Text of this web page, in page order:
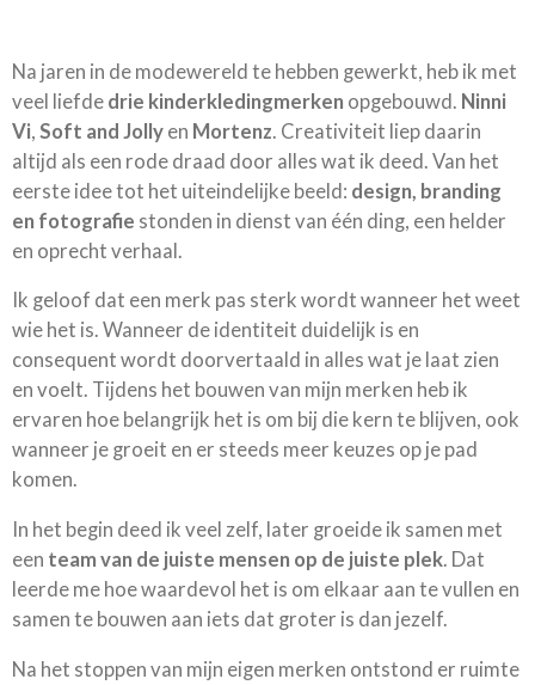
Na jaren in de modewereld te hebben gewerkt, heb ik met
veel liefde drie kinderkledingmerken opgebouwd. Ninni
Vi, Soft and Jolly en Mortenz. Creativiteit liep daarin
altijd als een rode draad door alles wat ik deed. Van het
eerste idee tot het uiteindelijke beeld: design, branding
en fotografie stonden in dienst van één ding, een helder
en oprecht verhaal.
Ik geloof dat een merk pas sterk wordt wanneer het weet
wie het is. Wanneer de identiteit duidelijk is en
consequent wordt doorvertaald in alles wat je laat zien
en voelt. Tijdens het bouwen van mijn merken heb ik
ervaren hoe belangrijk het is om bij die kern te blijven, ook
wanneer je groeit en er steeds meer keuzes op je pad
komen.
In het begin deed ik veel zelf, later groeide ik samen met
een team van de juiste mensen op de juiste plek. Dat
leerde me hoe waardevol het is om elkaar aan te vullen en
samen te bouwen aan iets dat groter is dan jezelf.
Na het stoppen van mijn eigen merken ontstond er ruimte